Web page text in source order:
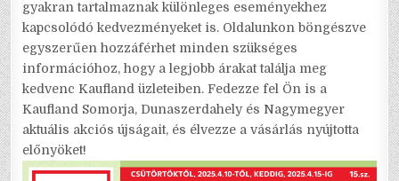
gyakran tartalmaznak különleges eseményekhez
kapcsolódó kedvezményeket is. Oldalunkon böngészve
egyszerűen hozzáférhet minden szükséges
információhoz, hogy a legjobb árakat találja meg
kedvenc Kaufland üzleteiben. Fedezze fel Ön is a
Kaufland Somorja, Dunaszerdahely és Nagymegyer
aktuális akciós újságait, és élvezze a vásárlás nyújtotta
előnyöket!